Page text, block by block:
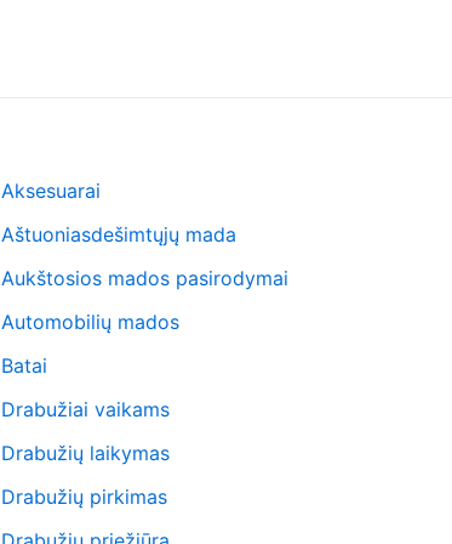
Aksesuarai
Aštuoniasdešimtųjų mada
Aukštosios mados pasirodymai
Automobilių mados
Batai
Drabužiai vaikams
Drabužių laikymas
Drabužių pirkimas